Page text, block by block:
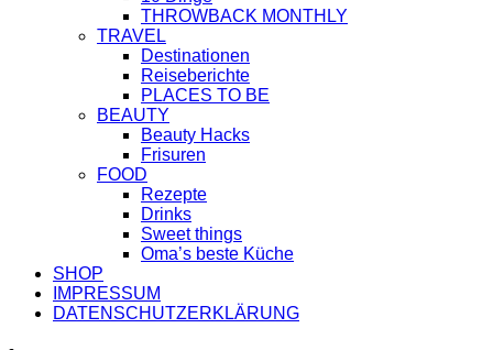
THROWBACK MONTHLY
TRAVEL
Destinationen
Reiseberichte
PLACES TO BE
BEAUTY
Beauty Hacks
Frisuren
FOOD
Rezepte
Drinks
Sweet things
Oma’s beste Küche
SHOP
IMPRESSUM
DATENSCHUTZERKLÄRUNG